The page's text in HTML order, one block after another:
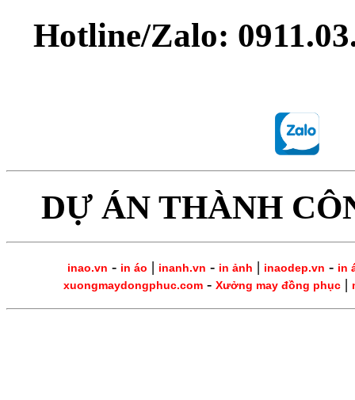
Hotline/Zalo:
DỰ ÁN THÀNH
inao.vn - in áo | inanh.vn - in ảnh | inaodep.vn - in
xuongmaydongphuc.com- Xưởng may đồng phục|